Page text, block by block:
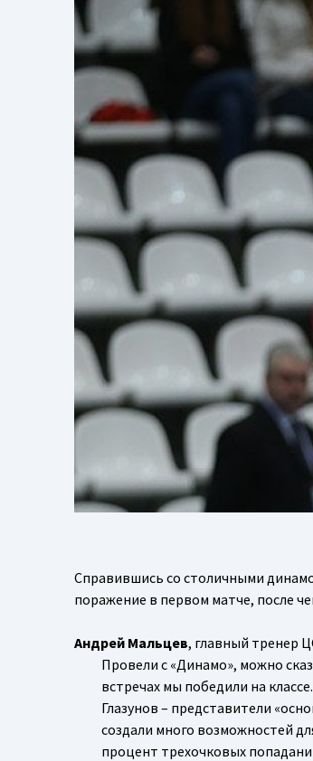
Справившись со столичными
поражение в первом матче, после
Андрей Мальцев, главный тренер
Провели с «Динамо», можно
встречах мы победили на
Глазунов – представители
создали много возможностей
процент трехочковых